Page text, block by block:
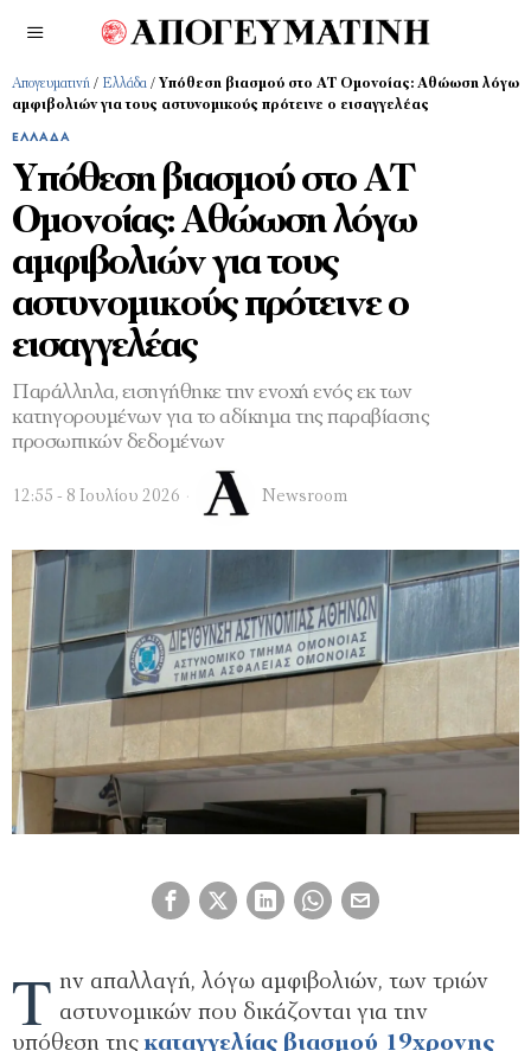
Απογευματινή / Ελλάδα / Υπόθεση βιασμού στο ΑΤ Ομονοίας: Αθώωση λόγω
αμφιβολιών για τους αστυνομικούς πρότεινε ο εισαγγελέας
ΕΛΛΆΔΑ
Υπόθεση βιασμού στο ΑΤ
Ομονοίας: Αθώωση λόγω
αμφιβολιών για τους
αστυνομικούς πρότεινε ο
εισαγγελέας
Παράλληλα, εισηγήθηκε την ενοχή ενός εκ των
κατηγορουμένων για το αδίκημα της παραβίασης
προσωπικών δεδομένων
12:55 - 8 Ιουλίου 2026 Newsroom
Τ ην απαλλαγή, λόγω αμφιβολιών, των τριών
αστυνομικών που δικάζονται για την
υπόθεση της καταγγελίας βιασμού 19χρονης